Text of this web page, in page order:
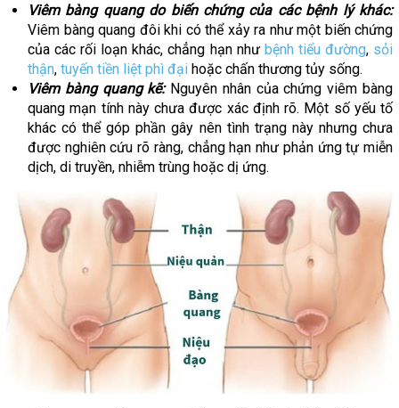
Viêm bàng quang do biến chứng của các bệnh lý khác:
Viêm bàng quang đôi khi có thể xảy ra như một biến chứng
của các rối loạn khác, chẳng hạn như bệnh tiểu đường, sỏi
thận, tuyến tiền liệt phì đại hoặc chấn thương tủy sống.
Viêm bàng quang kẽ: Nguyên nhân của chứng viêm bàng
quang mạn tính này chưa được xác định rõ. Một số yếu tố
khác có thể góp phần gây nên tình trạng này nhưng chưa
được nghiên cứu rõ ràng, chẳng hạn như phản ứng tự miễn
dịch, di truyền, nhiễm trùng hoặc dị ứng.